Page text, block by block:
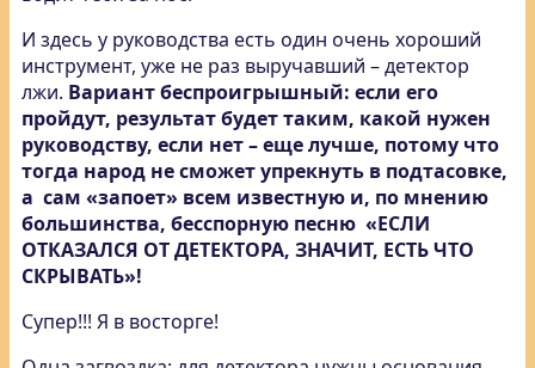
И здесь у руководства есть один очень хороший
инструмент, уже не раз выручавший – детектор
лжи. Вариант беспроигрышный: если его
пройдут, результат будет таким, какой нужен
руководству, если нет – еще лучше, потому что
тогда народ не сможет упрекнуть в подтасовке,
а сам «запоет» всем известную и, по мнению
большинства, бесспорную песню «ЕСЛИ
ОТКАЗАЛСЯ ОТ ДЕТЕКТОРА, ЗНАЧИТ, ЕСТЬ ЧТО
СКРЫВАТЬ»!
Супер!!! Я в восторге!